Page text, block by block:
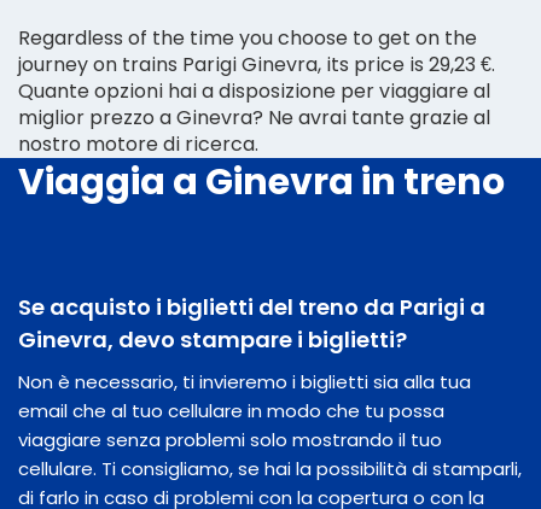
Regardless of the time you choose to get on the
journey on trains Parigi Ginevra, its price is 29,23 €.
Quante opzioni hai a disposizione per viaggiare al
miglior prezzo a Ginevra? Ne avrai tante grazie al
nostro motore di ricerca.
Viaggia a Ginevra in treno
Se acquisto i biglietti del treno da Parigi a
Ginevra, devo stampare i biglietti?
Non è necessario, ti invieremo i biglietti sia alla tua
email che al tuo cellulare in modo che tu possa
viaggiare senza problemi solo mostrando il tuo
cellulare. Ti consigliamo, se hai la possibilità di stamparli,
di farlo in caso di problemi con la copertura o con la